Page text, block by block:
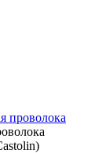
проволока